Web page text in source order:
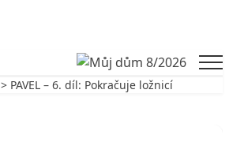
> PAVEL – 6. díl: Pokračuje ložnicí